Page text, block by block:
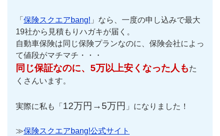
「 保険スクエアbang! 」なら、一度の申し込みで最大
19社から見積もりハガキが届く。
自動車保険は同じ保険プランなのに、保険会社によっ
て値段がマチマチ・・・
同じ保証なのに、5万以上安くなった人もた
くさんいます。
実際に私も「 12万円→5万円 」になりました！
≫保険スクエアbang!公式サイト